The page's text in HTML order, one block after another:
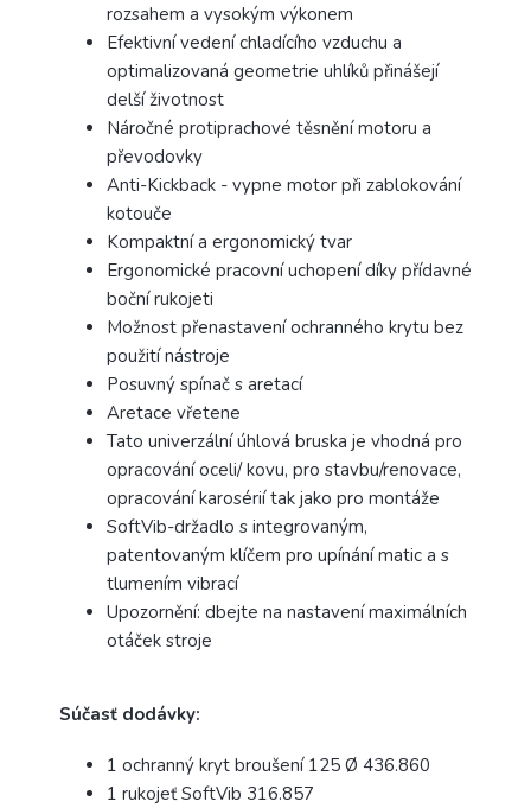
rozsahem a vysokým výkonem
Efektivní vedení chladícího vzduchu a
optimalizovaná geometrie uhlíků přinášejí
delší životnost
Náročné protiprachové těsnění motoru a
převodovky
Anti-Kickback - vypne motor při zablokování
kotouče
Kompaktní a ergonomický tvar
Ergonomické pracovní uchopení díky přídavné
boční rukojeti
Možnost přenastavení ochranného krytu bez
použití nástroje
Posuvný spínač s aretací
Aretace vřetene
Tato univerzální úhlová bruska je vhodná pro
opracování oceli/ kovu, pro stavbu/renovace,
opracování karosérií tak jako pro montáže
SoftVib-držadlo s integrovaným,
patentovaným klíčem pro upínání matic a s
tlumením vibrací
Upozornění: dbejte na nastavení maximálních
otáček stroje
Súčasť dodávky:
1 ochranný kryt broušení 125 Ø 436.860
1 rukojeť SoftVib 316.857